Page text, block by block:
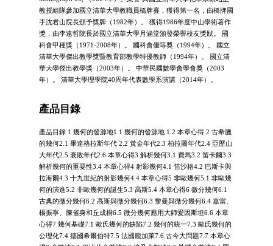
教授組隊參加國立清華大學教職員橋牌賽，獲得第一名，由橋牌國
手沈君山院長頒予獎牌（1982年）。 獲得1986年度中山學術著作
獎，由李遠哲院長於國立清華大學月涵堂頒發榮譽校友獎狀。 國
科會甲種獎（1971-2008年）。 國科會優等獎（1994年）。 國立
清華大學傑出教學獎暨教育部教學特優教師（1994年）。 國立清
華大學傑出教學獎（2003年）。 中華民國數學會學會獎（2003
年）。 清華大學理學院40周年代表數學系演講（2014年）。
產品目錄
產品目錄 1 幾何的發源地1.1 幾何的發源地 1.2 本章心得 2 古希臘
的幾何2.1 畢達格拉斯年代 2.2 黃金年代2.3 柏拉圖年代2.4 亞歷山
大年代2.5 衰敗年代2.6 本章心得3 解析幾何3.1 費馬3.2 笛卡爾3.3
解析幾何的重要性3.4 本章心得4 射影幾何4.1 笛沙格4.2 巴斯卡與
拉海爾4.3 十九世紀的射影幾何4.4 本章心得5 非歐幾何5.1 非歐幾
何的演進5.2 非歐幾何的誕生5.3 高斯5.4 本章心得6 微分幾何6.1
古典的微分幾何6.2 高斯與微分幾何6.3 黎曼與微分幾何6.4 嘉當、
楊振寧、陳省身和丘成桐6.5 微分幾何應用大師愛因斯坦6.6 本章
心得7 幾何基礎7.1 歐氏幾何的缺陷7.2 幾何的統一7.3 歐氏幾何的
公理化7.4 德國希爾伯特7.5 法國龐加萊7.6 古今大問題7.7 本章心